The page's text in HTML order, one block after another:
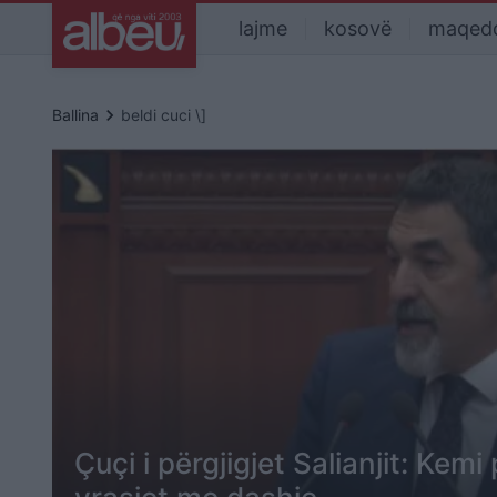
lajme kosovë
Ballina keyboard_arrow_right beldi cuci \]
Çuçi i përgjigjet Salianjit: Kemi